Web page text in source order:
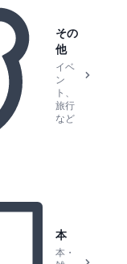
その
他
イベ
ン
ト、
旅行
など
本
本・